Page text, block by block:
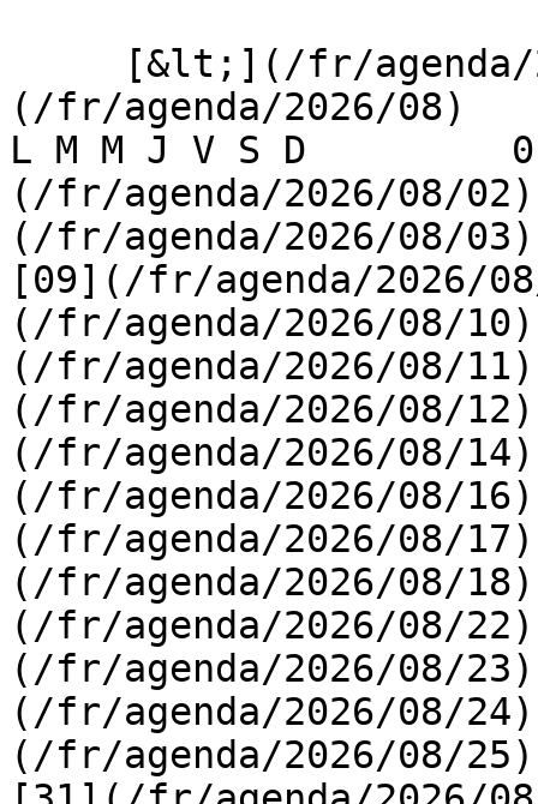
(/fr/agenda/2026/08)
L M M J V S D
(/fr/agenda/2026/08/
(/fr/agenda/2026/08/
[09](/fr/agenda/2026/
(/fr/agenda/2026/08/
(/fr/agenda/2026/08/
(/fr/agenda/2026/08/
(/fr/agenda/2026/08/
(/fr/agenda/2026/08/
(/fr/agenda/2026/08/
(/fr/agenda/2026/08/
(/fr/agenda/2026/08/
(/fr/agenda/2026/08/
(/fr/agenda/2026/08/
(/fr/agenda/2026/08/